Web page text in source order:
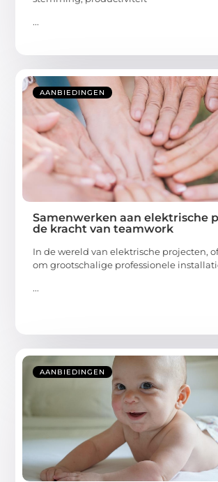
...
AANBIEDINGEN
Samenwerken aan elektrische
de kracht van teamwork
In de wereld van elektrische projecten,
om grootschalige professionele
...
AANBIEDINGEN